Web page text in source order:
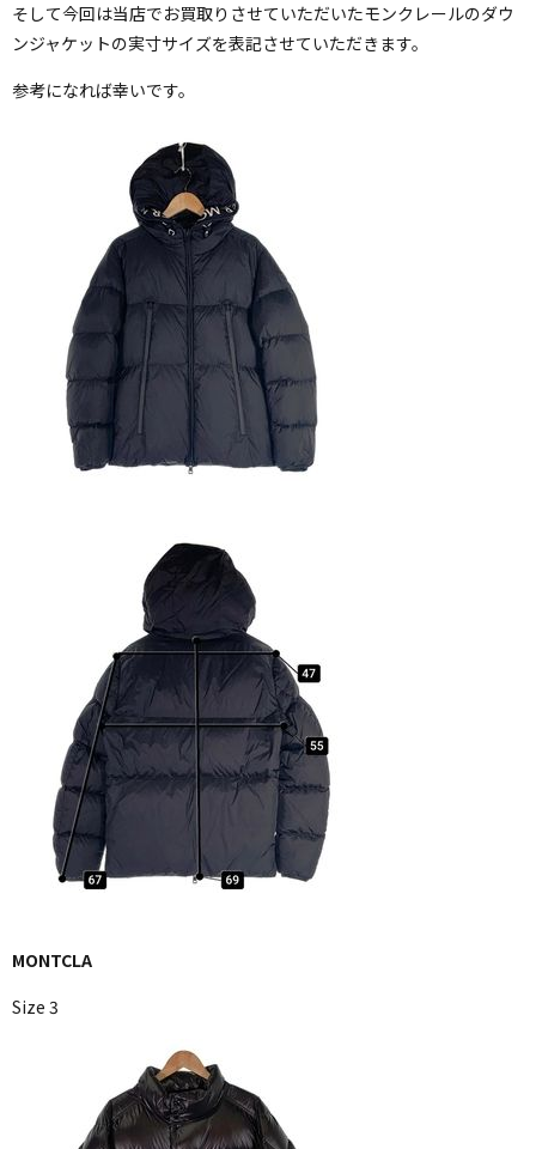
そして今回は当店でお買取りさせていただいたモンクレールのダウ
ンジャケットの実寸サイズを表記させていただきます。
参考になれば幸いです。
MONTCLA
Size 3